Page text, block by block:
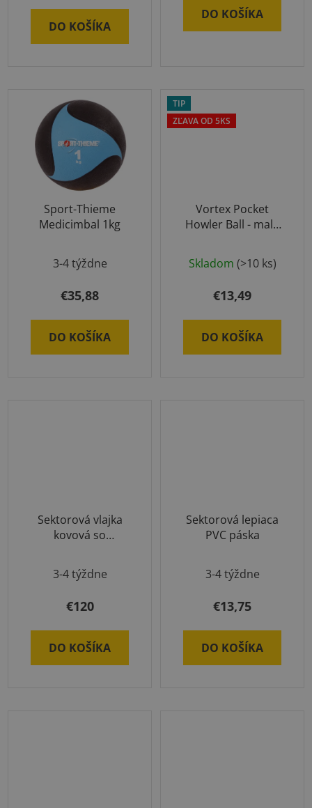
z
5
DO KOŠÍKA
DO KOŠÍKA
Sport-Thieme
Medicimbal 1kg
3-4 týždne
€35,88
DO KOŠÍKA
TIP
ZĽAVA OD 5KS
Vortex Pocket
Howler Ball - malá
Skladom (>10 ks)
€13,49
DO KOŠÍKA
Sektorová vlajka
kovová so
3-4 týždne
€120
DO KOŠÍKA
Sektorová lepiaca
PVC páska
3-4 týždne
€13,75
DO KOŠÍKA